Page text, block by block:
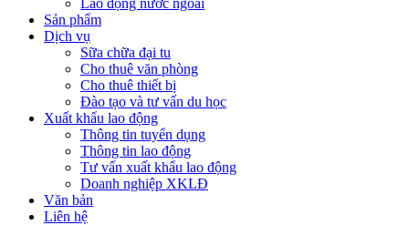
Sản phẩm
Dịch vụ
Sữa chữa đại tu
Cho thuê văn phòng
Cho thuê thiết bị
Đào tạo và tư vấn du học
Xuất khẩu lao động
Thông tin tuyển dụng
Thông tin lao động
Tư vấn xuất khẩu lao động
Doanh nghiệp XKLĐ
Văn bản
Liên hệ